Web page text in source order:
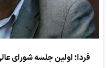
فردا؛ اولین جلسه شورای